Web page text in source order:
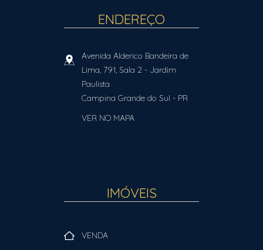
ENDEREÇO
Avenida Alderico Bandeira de
Lima, 791, Sala 2 - Jardim
Paulista
Campina Grande do Sul - PR
VER NO MAPA
IMÓVEIS
VENDA